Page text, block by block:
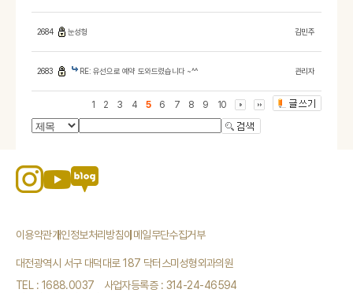
2684 눈성헝 김민주
2683 RE: 유선으로 예약 도와드렸습니다 ~^^ 관리자
1 2 3 4 5 6 7 8 9 10
이용약관개인정보처리방침이메일무단수집거부
대전광역시 서구 대덕대로 187 닥터스미성형외과의원
TEL : 1688.0037
사업자등록증 : 314-24-46594